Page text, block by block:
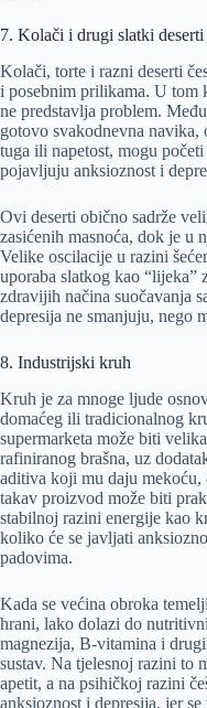
7. Kolači i drugi slatki deserti
Kolači, torte i razni deserti
i posebnim prilikama. U tom
ne predstavlja problem.
gotovo svakodnevna navika,
tuga ili napetost, mogu
pojavljuju anksioznost i
Ovi deserti obično sadrže
zasićenih masnoća, dok je u
Velike oscilacije u razini
uporaba slatkog kao “lijeka”
zdravijih načina suočavanja
depresija ne smanjuju, nego
8. Industrijski kruh
Kruh je za mnoge ljude
domaćeg ili tradicionalnog
supermarketa može biti
rafiniranog brašna, uz
aditiva koji mu daju
takav proizvod može biti
stabilnoj razini energije kao
koliko će se javljati
padovima.
Kada se većina obroka
hrani, lako dolazi do
magnezija, B-vitamina i
sustav. Na tjelesnoj razini to
apetit, a na psihičkoj razini
anksioznost i depresija, jer